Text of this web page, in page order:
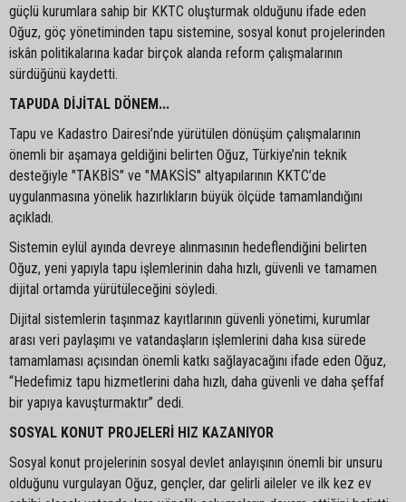
güçlü kurumlara sahip bir KKTC oluşturmak olduğunu ifade eden
Oğuz, göç yönetiminden tapu sistemine, sosyal konut projelerinden
iskân politikalarına kadar birçok alanda reform çalışmalarının
sürdüğünü kaydetti.
TAPUDA DİJİTAL DÖNEM...
Tapu ve Kadastro Dairesi’nde yürütülen dönüşüm çalışmalarının
önemli bir aşamaya geldiğini belirten Oğuz, Türkiye’nin teknik
desteğiyle "TAKBİS" ve "MAKSİS" altyapılarının KKTC’de
uygulanmasına yönelik hazırlıkların büyük ölçüde tamamlandığını
açıkladı.
Sistemin eylül ayında devreye alınmasının hedeflendiğini belirten
Oğuz, yeni yapıyla tapu işlemlerinin daha hızlı, güvenli ve tamamen
dijital ortamda yürütüleceğini söyledi.
Dijital sistemlerin taşınmaz kayıtlarının güvenli yönetimi, kurumlar
arası veri paylaşımı ve vatandaşların işlemlerini daha kısa sürede
tamamlaması açısından önemli katkı sağlayacağını ifade eden Oğuz,
“Hedefimiz tapu hizmetlerini daha hızlı, daha güvenli ve daha şeffaf
bir yapıya kavuşturmaktır” dedi.
SOSYAL KONUT PROJELERİ HIZ KAZANIYOR
Sosyal konut projelerinin sosyal devlet anlayışının önemli bir unsuru
olduğunu vurgulayan Oğuz, gençler, dar gelirli aileler ve ilk kez ev